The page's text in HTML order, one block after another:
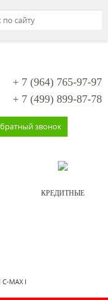
+ 7 (964) 765-97-97
+ 7 (499) 899-87-78
звонок
КРЕДИТНЫЕ
C-MAX I